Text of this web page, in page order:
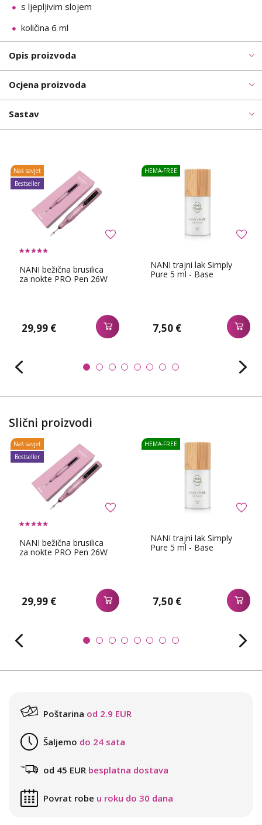
s ljepljivim slojem
količina 6 ml
Opis proizvoda
Ocjena proizvoda
Sastav
NANI bežična brusilica
za nokte PRO Pen 26W
29,99 €
Naš savjet
Bestseller
NANI trajni lak Simply
Pure 5 ml - Base
7,50 €
HEMA-FREE
Slični proizvodi
NANI bežična brusilica
za nokte PRO Pen 26W
29,99 €
Naš savjet
Bestseller
NANI trajni lak Simply
Pure 5 ml - Base
7,50 €
HEMA-FREE
Poštarina od 2.9 EUR
Šaljemo do 24 sata
od 45 EUR besplatna dostava
Povrat robe u roku do 30 dana